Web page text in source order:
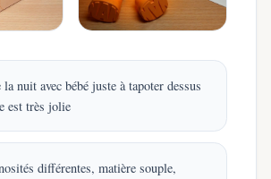
nuit avec bébé juste à tapoter dessus
est très jolie
différentes, matière souple,